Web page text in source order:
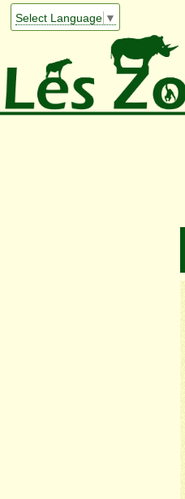
Select Language ▼